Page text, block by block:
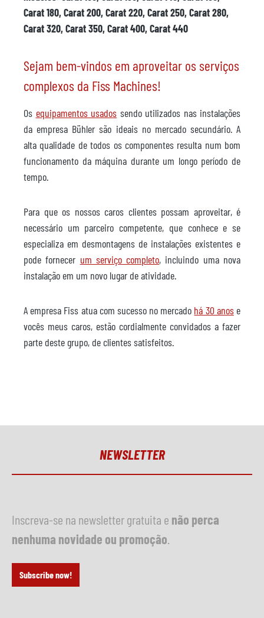
Carat 180, Carat 200, Carat 220, Carat 250, Carat 280,
Carat 320, Carat 350, Carat 400, Carat 440
Sejam bem-vindos em aproveitar os serviços
complexos da Fiss Machines!
Os equipamentos usados sendo utilizados nas instalações
da empresa Bühler são ideais no mercado secundário. A
alta qualidade de todos os componentes resulta num bom
funcionamento da máquina durante um longo período de
tempo.
Para que os nossos caros clientes possam aproveitar, é
necessário um parceiro competente, que conhece e se
especializa em desmontagens de instalações existentes e
pode fornecer um serviço completo, incluindo uma nova
instalação em um novo lugar de atividade.
A empresa Fiss atua com sucesso no mercado há 30 anose
vocês meus caros, estão cordialmente convidados a fazer
parte deste grupo, de clientes satisfeitos.
NEWSLETTER
Inscreva-se na newsletter gratuita e não perca
nenhuma novidade ou promoção
Subscribe now!